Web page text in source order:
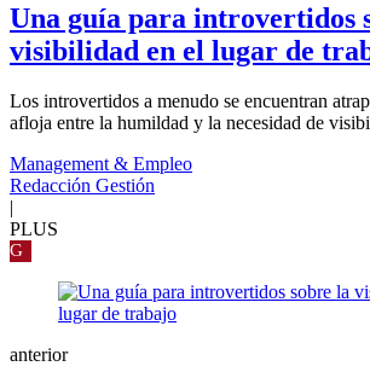
Una guía para introvertidos
visibilidad en el lugar de
Los introvertidos a menudo se encuentran
afloja entre la humildad y la necesidad de
Management & Empleo
Redacción Gestión
PLUS
G
anterior